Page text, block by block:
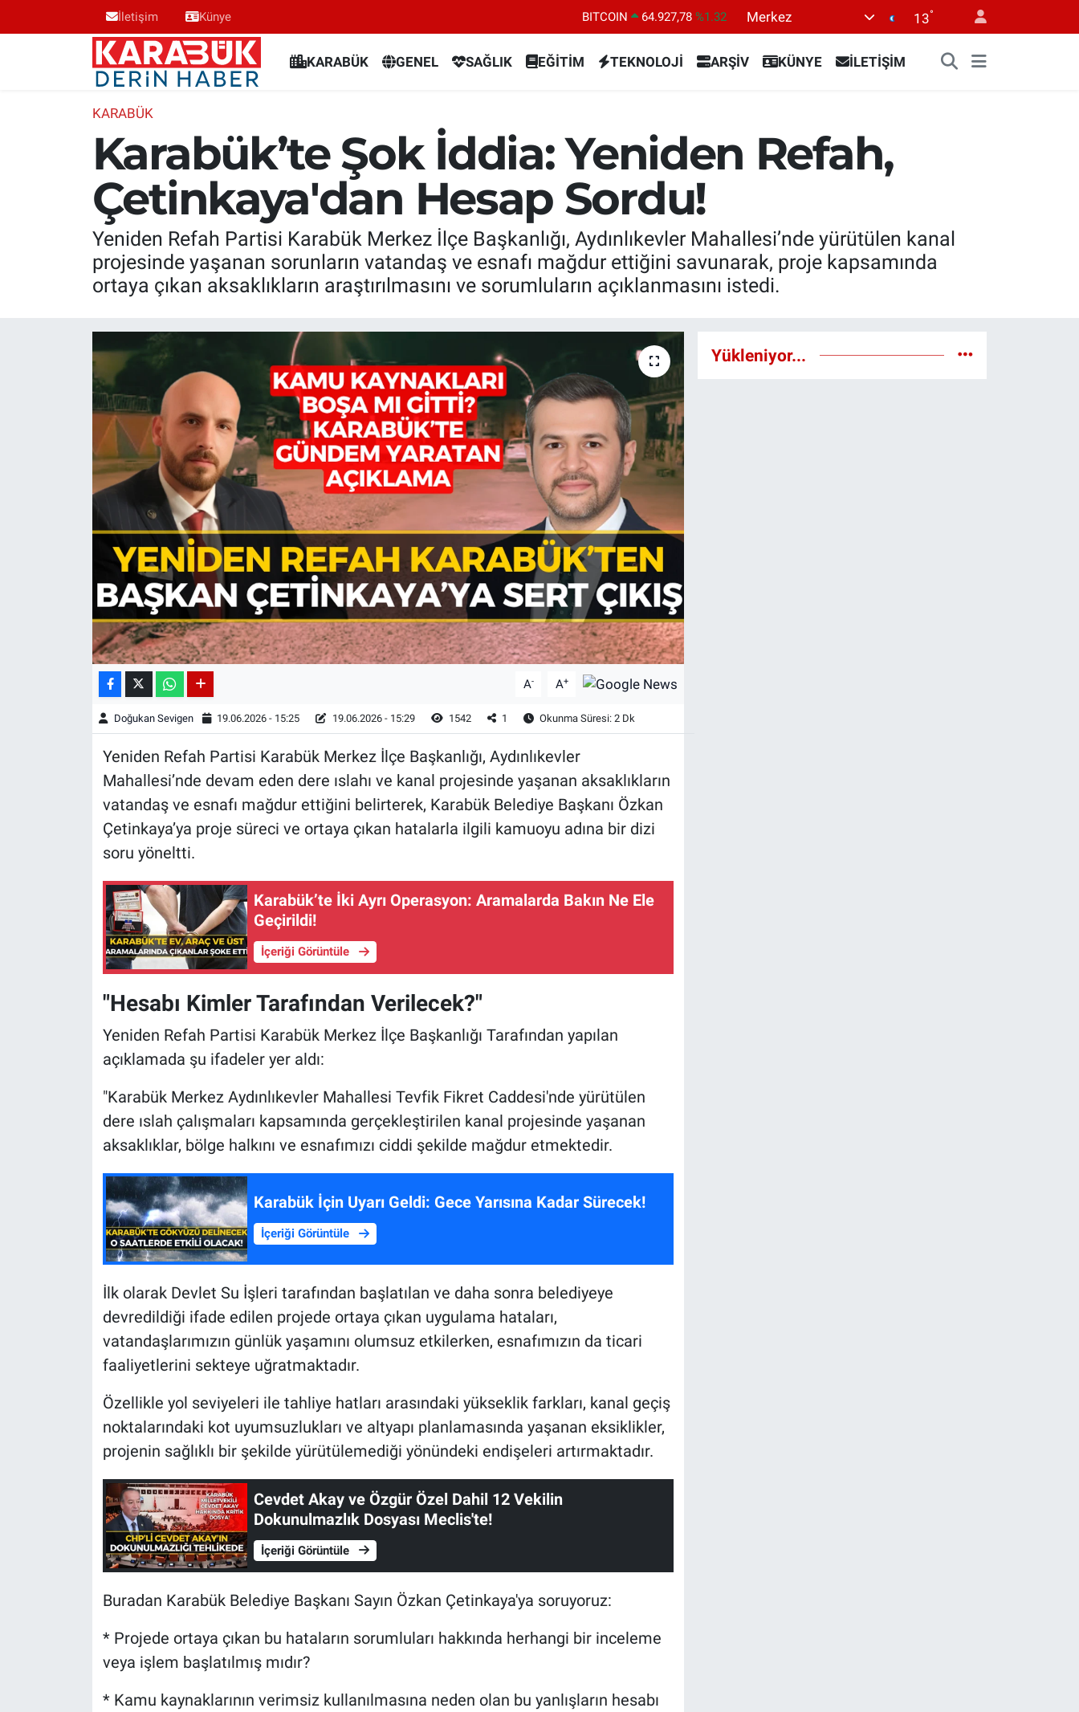
İletişim Künye DOLAR 47,5894 %0.08
BİST100
13.703
BITCOIN
64.927,78 %1.32
Merkez 13°
KARABÜK GENEL SAĞLIK EĞİTİM TEKNOLOJİ ARŞİV KÜNYE İLETİŞİM
KARABÜK
Karabük’te Şok İddia: Yeniden Refah,
Çetinkaya'dan Hesap Sordu!
Yeniden Refah Partisi Karabük Merkez İlçe Başkanlığı, Aydınlıkevler Mahallesi’nde yürütülen kanal
projesinde yaşanan sorunların vatandaş ve esnafı mağdur ettiğini savunarak, proje kapsamında
ortaya çıkan aksaklıkların araştırılmasını ve sorumluların açıklanmasını istedi.
A- A+
Doğukan Sevigen 19.06.2026 - 15:25 19.06.2026 - 15:29 1542 1 Okunma Süresi: 2 Dk
Yeniden Refah Partisi Karabük Merkez İlçe Başkanlığı, Aydınlıkevler
Mahallesi’nde devam eden dere ıslahı ve kanal projesinde yaşanan aksaklıkların
vatandaş ve esnafı mağdur ettiğini belirterek, Karabük Belediye Başkanı Özkan
Çetinkaya’ya proje süreci ve ortaya çıkan hatalarla ilgili kamuoyu adına bir dizi
soru yöneltti.
Karabük’te İki Ayrı Operasyon: Aramalarda Bakın Ne Ele
Geçirildi!
İçeriği Görüntüle
"Hesabı Kimler Tarafından Verilecek?"
Yeniden Refah Partisi Karabük Merkez İlçe Başkanlığı Tarafından yapılan
açıklamada şu ifadeler yer aldı:
"Karabük Merkez Aydınlıkevler Mahallesi Tevfik Fikret Caddesi'nde yürütülen
dere ıslah çalışmaları kapsamında gerçekleştirilen kanal projesinde yaşanan
aksaklıklar, bölge halkını ve esnafımızı ciddi şekilde mağdur etmektedir.
Karabük İçin Uyarı Geldi: Gece Yarısına Kadar Sürecek!
İçeriği Görüntüle
İlk olarak Devlet Su İşleri tarafından başlatılan ve daha sonra belediyeye
devredildiği ifade edilen projede ortaya çıkan uygulama hataları,
vatandaşlarımızın günlük yaşamını olumsuz etkilerken, esnafımızın da ticari
faaliyetlerini sekteye uğratmaktadır.
Özellikle yol seviyeleri ile tahliye hatları arasındaki yükseklik farkları, kanal geçiş
noktalarındaki kot uyumsuzlukları ve altyapı planlamasında yaşanan eksiklikler,
projenin sağlıklı bir şekilde yürütülemediği yönündeki endişeleri artırmaktadır.
Cevdet Akay ve Özgür Özel Dahil 12 Vekilin
Dokunulmazlık Dosyası Meclis'te!
İçeriği Görüntüle
Buradan Karabük Belediye Başkanı Sayın Özkan Çetinkaya'ya soruyoruz:
* Projede ortaya çıkan bu hataların sorumluları hakkında herhangi bir inceleme
veya işlem başlatılmış mıdır?
* Kamu kaynaklarının verimsiz kullanılmasına neden olan bu yanlışların hesabı
Yükleniyor...
Karabük Nöbetçi Eczaneler
Karabük Hava Durumu
Karabük Trafik Yoğunluk Haritası
Süper Lig Puan Durumu ve Fikstür
Tüm Manşetler
Son Dakika Haberleri